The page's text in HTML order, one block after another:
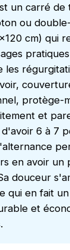
un carré de
ou
cm) qui
les
protège-
et
6 à 7
en avoir un
douceur
qui en fait un
et